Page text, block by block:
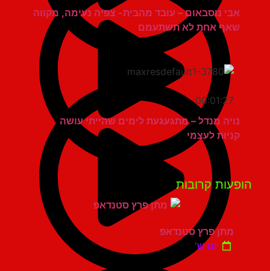
אבי נוסבאום – עובד מהבית- צפיה נעימה, מקווה
שאף אחת לא תשתעמם
00:01:27
נויה מנדל – מתגעגעת לימים שהייתי עושה
קניות לעצמי
קרובות
מתן פרץ סטנדאפ
יום ש'